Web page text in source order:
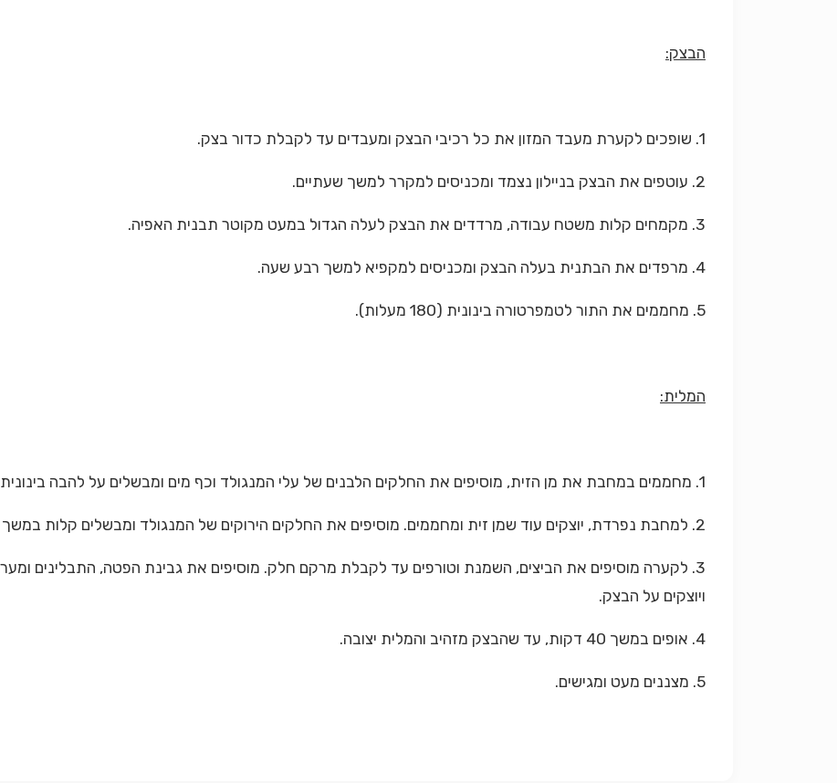
הבצק:
1. שופכים לקערת מעבד המזון את כל רכיבי הבצק ומעבדים עד לקבלת כדור בצק.
2. עוטפים את הבצק בניילון נצמד ומכניסים למקרר למשך שעתיים.
3. מקמחים קלות משטח עבודה, מרדדים את הבצק לעלה הגדול במעט מקוטר תבנית האפיה.
4. מרפדים את הבתנית בעלה הבצק ומכניסים למקפיא למשך רבע שעה.
5. מחממים את התור לטמפרטורה בינונית (180 מעלות).
המלית:
1. מחממים במחבת את מן הזית, מוסיפים את החלקים הלבנים של עלי המנגולד וכף מים ומבשלים על להבה בינונית במך מספר דקות, עד לריכוך.
2. למחבת נפרדת, יוצקים עוד שמן זית ומחממים. מוסיפים את החלקים הירוקים של המנגולד ומבשלים קלות במשך דקה-שתיים. מצננים.
3. לקערה מוסיפים את הביצים, השמנת וטורפים עד לקבלת מרקם חלק. מוסיפים את גבינת הפטה, התבלינים
ויוצקים על הבצק.
4. אופים במשך 40 דקות, עד שהבצק מזהיב והמלית יצובה.
5. מצננים מעט ומגישים.